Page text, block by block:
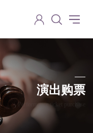
演出购票
Performance ticket purchase